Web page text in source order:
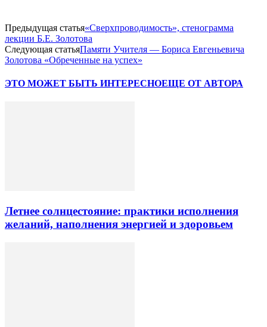
Предыдущая статья«Сверхпроводимость», стенограмма
лекции Б.Е. Золотова
Следующая статьяПамяти Учителя — Бориса Евгеньевича
Золотова «Обреченные на успех»
ЭТО МОЖЕТ БЫТЬ ИНТЕРЕСНОЕЩЕ ОТ АВТОРА
Летнее солнцестояние: практики исполнения
желаний, наполнения энергией и здоровьем